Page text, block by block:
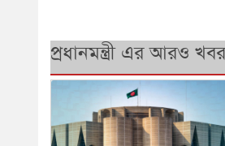
প্রধানমন্ত্রী এর আরও